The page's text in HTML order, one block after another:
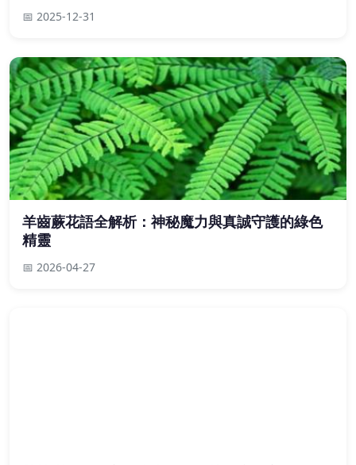
📅 2025-12-31
羊齒蕨花語全解析：神秘魔力與真誠守護的綠色
精靈
📅 2026-04-27